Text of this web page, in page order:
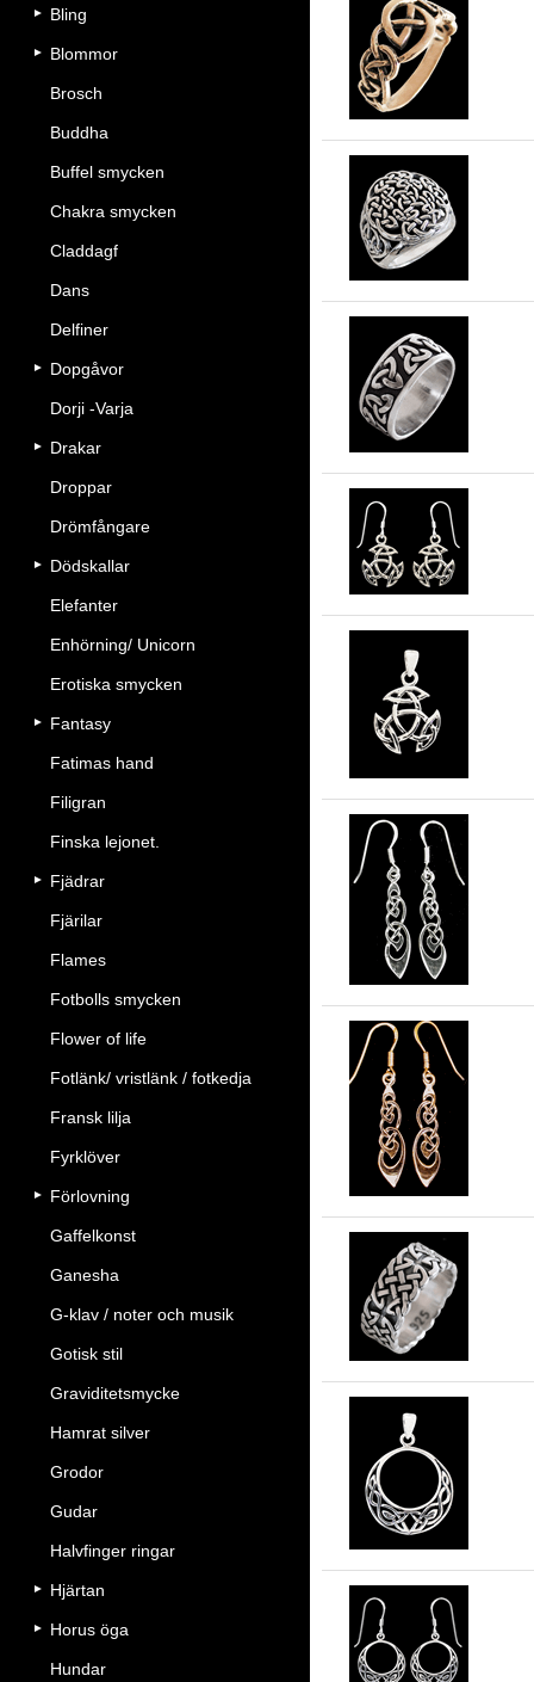
Bling
Blommor
Brosch
Buddha
Buffel smycken
Chakra smycken
Claddagf
Dans
Delfiner
Dopgåvor
Dorji -Varja
Drakar
Droppar
Drömfångare
Dödskallar
Elefanter
Enhörning/ Unicorn
Erotiska smycken
Fantasy
Fatimas hand
Filigran
Finska lejonet.
Fjädrar
Fjärilar
Flames
Fotbolls smycken
Flower of life
Fotlänk/ vristlänk / fotkedja
Fransk lilja
Fyrklöver
Förlovning
Gaffelkonst
Ganesha
G-klav / noter och musik
Gotisk stil
Graviditetsmycke
Hamrat silver
Grodor
Gudar
Halvfinger ringar
Hjärtan
Horus öga
Hundar